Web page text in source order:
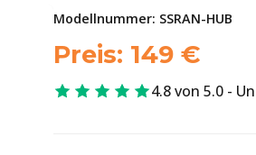
Modellnummer: SSRAN-HUB
Preis: 149 €
4.8 von 5.0 -